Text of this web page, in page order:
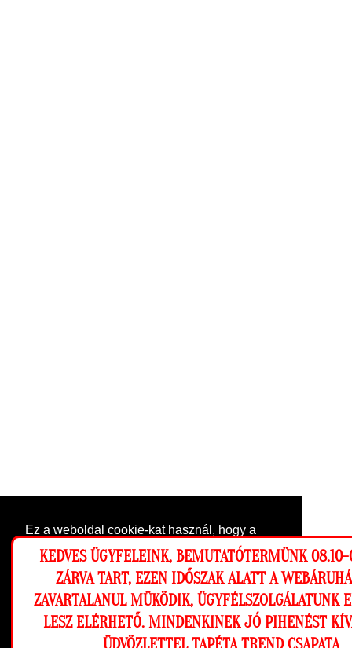
Ez a weboldal cookie-kat használ, hogy a
lehető legjobb élményt nyújtsa honlapunkon.
Beállítások
Elutasítom Engedélyezem
KEDVES ÜGYFELEINK, BEMUTATÓTERMÜNK
ZÁRVA TART, EZEN IDŐSZAK ALATT A
ZAVARTALANUL MÜKÖDIK, ÜGYFÉLSZOLGÁLATUNK
LESZ ELÉRHETŐ. MINDENKINEK JÓ PIHENÉST